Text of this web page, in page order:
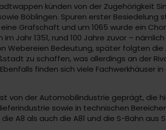
künden von der Zugehörigkeit
Böblingen. Spuren erster
Grafschaft und um 1065 wurde ein
Jahr 1351, rund 100 Jahre zuvor –
Webereien Bedeutung, später folgten
zu schaffen, was allerdings an der
finden sich viele
von der Automobilindustrie geprägt,
sowie in technischen
A8 als auch die A81 und die S-Bahn aus